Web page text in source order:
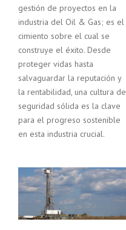
gestión de proyectos en la
industria del Oil & Gas; es el
cimiento sobre el cual se
construye el éxito. Desde
proteger vidas hasta
salvaguardar la reputación y
la rentabilidad, una cultura de
seguridad sólida es la clave
para el progreso sostenible
en esta industria crucial.